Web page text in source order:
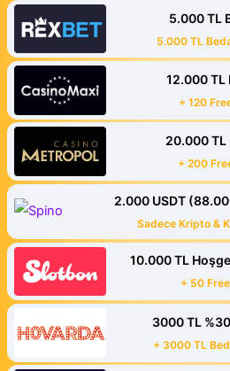
5.000 TL
5.000 TL
12.000 TL
+ 120
20.000 TL
+ 200
2.000 USDT
Sadece Kripto &
10.000 TL
+ 50
3000 TL
+ 3000 TL